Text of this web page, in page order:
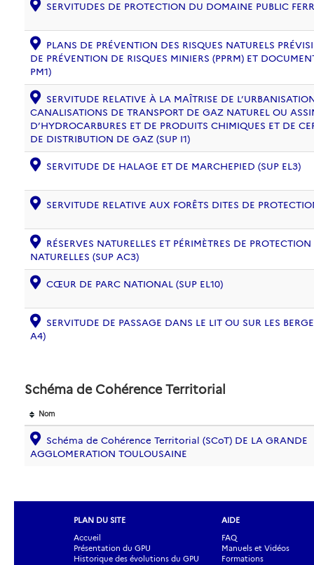
SERVITUDES DE PROTECTION DU DOMAINE PUBLIC
PLANS DE PRÉVENTION DES RISQUES NATURELS
DE PRÉVENTION DE RISQUES MINIERS (PPRM) ET
PM1)
SERVITUDE RELATIVE À LA MAÎTRISE DE
CANALISATIONS DE TRANSPORT DE GAZ NATUREL OU
D’HYDROCARBURES ET DE PRODUITS CHIMIQUES ET DE
DE DISTRIBUTION DE GAZ (SUP I1)
SERVITUDE DE HALAGE ET DE MARCHEPIED (SUP EL3)
SERVITUDE RELATIVE AUX FORÊTS DITES DE
RÉSERVES NATURELLES ET PÉRIMÈTRES DE
NATURELLES (SUP AC3)
CŒUR DE PARC NATIONAL (SUP EL10)
SERVITUDE DE PASSAGE DANS LE LIT OU SUR LES
A4)
Schéma de Cohérence Territorial
Nom
Schéma de Cohérence Territorial (SCoT) DE LA GRANDE
AGGLOMERATION TOULOUSAINE
PLAN DU SITE
Accueil
Présentation du GPU
Historique des évolutions du GPU
AIDE
FAQ
Manuels et Vidéos
Formations